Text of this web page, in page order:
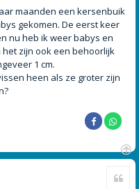
maanden een kersenbuik
gekomen. De eerst keer
nu heb ik weer babys en
zijn ook een behoorlijk
1 cm.
heen als ze groter zijn
O